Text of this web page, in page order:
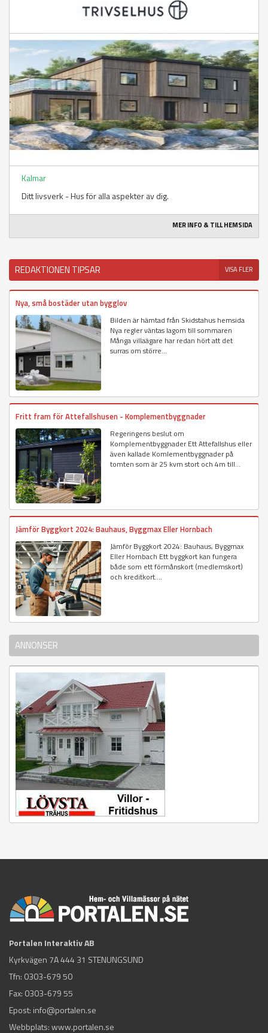
Kalmar
Ditt livsverk - Hus för alla aspekter av dig.
MER INFO & TILL HEMSIDA
REDAKTIONEN TIPSAR VISA FLER
Nya, små bostäder utan bygglov
Bilden är hämtad från Skidstahus hemsida
Nya regler väntas lagom till sommaren
Många villaägare har redan hört att det
surras om större...
Fritt fram för Attefallshusen - Komplementbyggnader
Regeringens beslut om
Komplementbyggnader Ett Attefallshus eller
även kallade Komlementbyggnader på
tomten som är 25 kvm stort och 4m till...
Jämför Byggkort 2024: Bauhaus, Byggmax Eller Hornbach
Jämför Byggkort 2024: Bauhaus, Byggmax
Eller Hornbach Ett byggkort kan fungera
både som ett förmånskort (medlemskort)
och kreditkort....
ANNONSER
Portalen Interaktiv AB
Kyrkvägen 7A 444 31 STENUNGSUND
Tfn: 0303-679 50
Fax: 0303-679 55
Epost: info@portalen.se
Webbplats: www.portalen.se